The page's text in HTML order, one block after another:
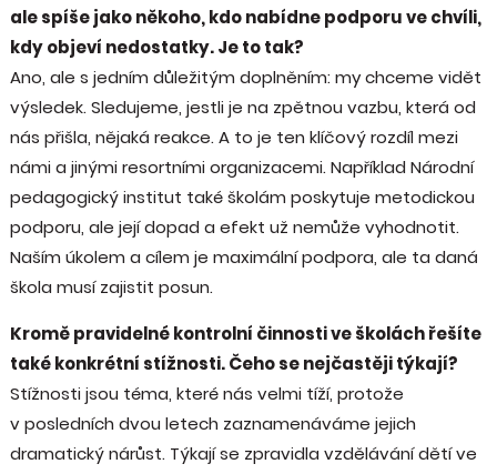
ale spíše jako někoho, kdo nabídne podporu ve chvíli,
kdy objeví nedostatky. Je to tak?
Ano, ale s jedním důležitým doplněním: my chceme vidět
výsledek. Sledujeme, jestli je na zpětnou vazbu, která od
nás přišla, nějaká reakce. A to je ten klíčový rozdíl mezi
námi a jinými resortními organizacemi. Například Národní
pedagogický institut také školám poskytuje metodickou
podporu, ale její dopad a efekt už nemůže vyhodnotit.
Naším úkolem a cílem je maximální podpora, ale ta daná
škola musí zajistit posun.
Kromě pravidelné kontrolní činnosti ve školách řešíte
také konkrétní stížnosti. Čeho se nejčastěji týkají?
Stížnosti jsou téma, které nás velmi tíží, protože
v posledních dvou letech zaznamenáváme jejich
dramatický nárůst. Týkají se zpravidla vzdělávání dětí ve